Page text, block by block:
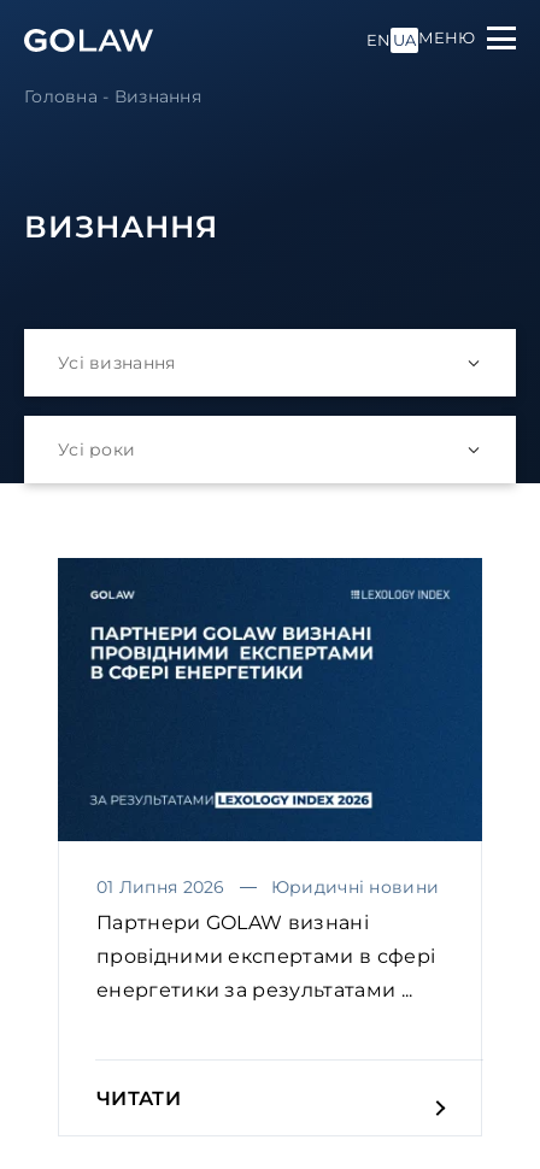
EN UAМЕНЮ
Головна - Визнання
ВИЗНАННЯ
01 Липня 2026 Юридичні новини
Партнери GOLAW визнані
провідними експертами в сфері
енергетики за результатами ...
ЧИТАТИ